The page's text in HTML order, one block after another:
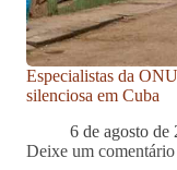
Especialistas da
silenciosa em Cuba
6 de agosto de
Deixe um comentário